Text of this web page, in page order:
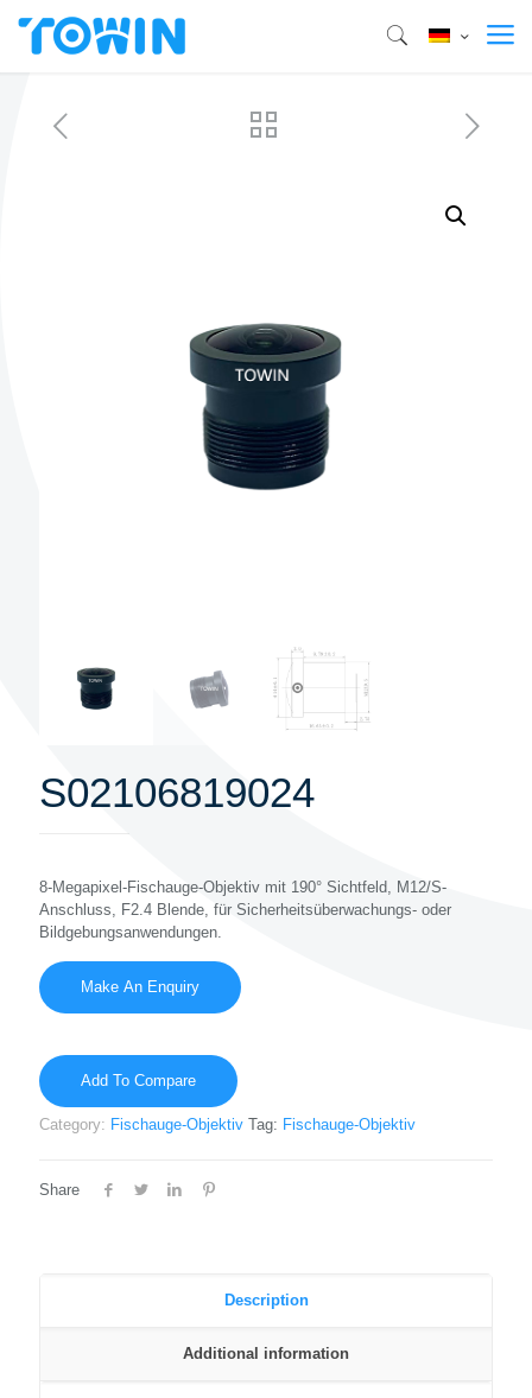
S02106819024
8-Megapixel-Fischauge-Objektiv mit 190° Sichtfeld, M12/S-
Anschluss, F2.4 Blende, für Sicherheitsüberwachungs- oder
Bildgebungsanwendungen.
Add To Compare
Category: Fischauge-Objektiv Tag: Fischauge-Objektiv
Share
Description
Additional information